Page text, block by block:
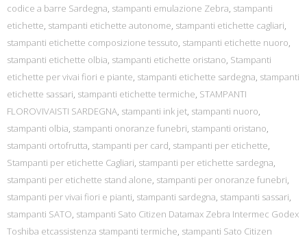
codice a barre Sardegna, stampanti emulazione Zebra, stampanti
etichette, stampanti etichette autonome, stampanti etichette cagliari,
stampanti etichette composizione tessuto, stampanti etichette nuoro,
stampanti etichette olbia, stampanti etichette oristano, Stampanti
etichette per vivai fiori e piante, stampanti etichette sardegna, stampanti
etichette sassari, stampanti etichette termiche, STAMPANTI
FLOROVIVAISTI SARDEGNA, stampanti ink jet, stampanti nuoro,
stampanti olbia, stampanti onoranze funebri, stampanti oristano,
stampanti ortofrutta, stampanti per card, stampanti per etichette,
Stampanti per etichette Cagliari, stampanti per etichette sardegna,
stampanti per etichette stand alone, stampanti per onoranze funebri,
stampanti per vivai fiori e pianti, stampanti sardegna, stampanti sassari,
stampanti SATO, stampanti Sato Citizen Datamax Zebra Intermec Godex
Toshiba etcassistenza stampanti termiche, stampanti Sato Citizen